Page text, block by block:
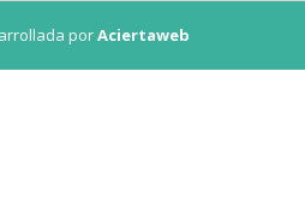
porAciertaweb